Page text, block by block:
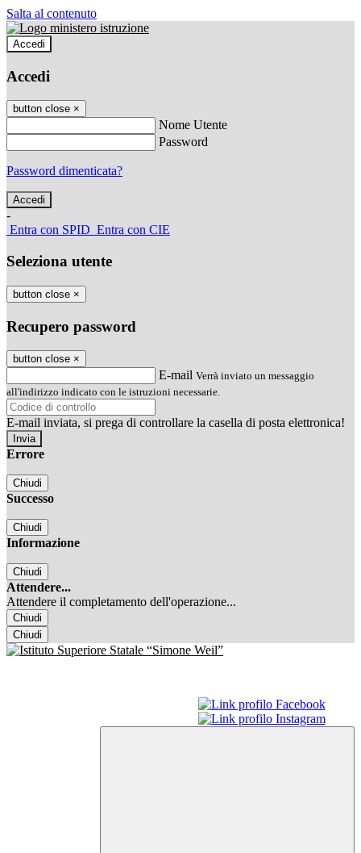
Salta al contenuto
Accedi
Accedi
button close ×
Nome Utente
Password
Password dimenticata?
-
Entra con SPID Entra con CIE
Seleziona utente
button close ×
Recupero password
button close ×
E-mail Verrà inviato un messaggio
all'indirizzo indicato con le istruzioni necessarie.
E-mail inviata, si prega di controllare la casella di posta elettronica!
Errore
Chiudi
Successo
Chiudi
Informazione
Chiudi
Attendere...
Attendere il completamento dell'operazione...
Chiudi
Chiudi